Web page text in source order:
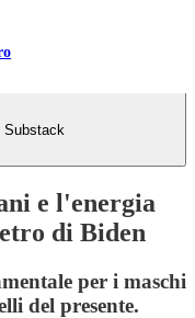
Substack
e l'energia
di Biden
per i maschi
del presente.